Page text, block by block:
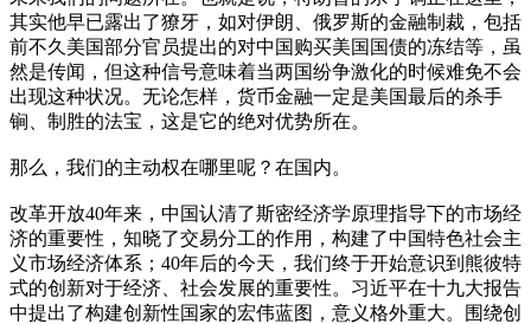
其实他早已露出了獠牙，如对伊朗、俄罗斯的金融制裁，包括
前不久美国部分官员提出的对中国购买美国国债的冻结等，虽
然是传闻，但这种信号意味着当两国纷争激化的时候难免不会
出现这种状况。无论怎样，货币金融一定是美国最后的杀手
锏、制胜的法宝，这是它的绝对优势所在。
那么，我们的主动权在哪里呢？在国内。
改革开放40年来，中国认清了斯密经济学原理指导下的市场经
济的重要性，知晓了交易分工的作用，构建了中国特色社会主
义市场经济体系；40年后的今天，我们终于开始意识到熊彼特
式的创新对于经济、社会发展的重要性。习近平在十九大报告
中提出了构建创新性国家的宏伟蓝图，意义格外重大。围绕创